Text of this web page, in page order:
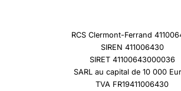
RCS Clermont-Ferrand
SIREN 411006430
SIRET 41100643000036
SARL au capital de 10 000
TVA FR19411006430